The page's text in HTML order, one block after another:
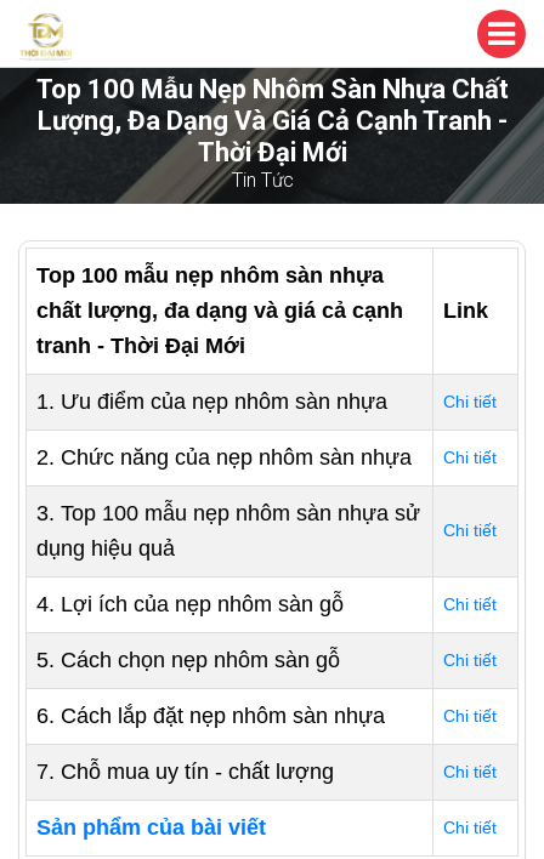
Top 100 Mẫu Nẹp Nhôm Sàn Nhựa Chất
Lượng, Đa Dạng Và Giá Cả Cạnh Tranh -
Thời Đại Mới
Tin Tức
Top 100 mẫu nẹp nhôm sàn nhựa
chất lượng, đa dạng và giá cả cạnh
tranh - Thời Đại Mới
Link
1. Ưu điểm của nẹp nhôm sàn nhựa Chi tiết
2. Chức năng của nẹp nhôm sàn nhựa Chi tiết
3. Top 100 mẫu nẹp nhôm sàn nhựa sử
dụng hiệu quả
Chi tiết
4. Lợi ích của nẹp nhôm sàn gỗ Chi tiết
5. Cách chọn nẹp nhôm sàn gỗ Chi tiết
6. Cách lắp đặt nẹp nhôm sàn nhựa Chi tiết
7. Chỗ mua uy tín - chất lượng Chi tiết
Sản phẩm của bài viết Chi tiết